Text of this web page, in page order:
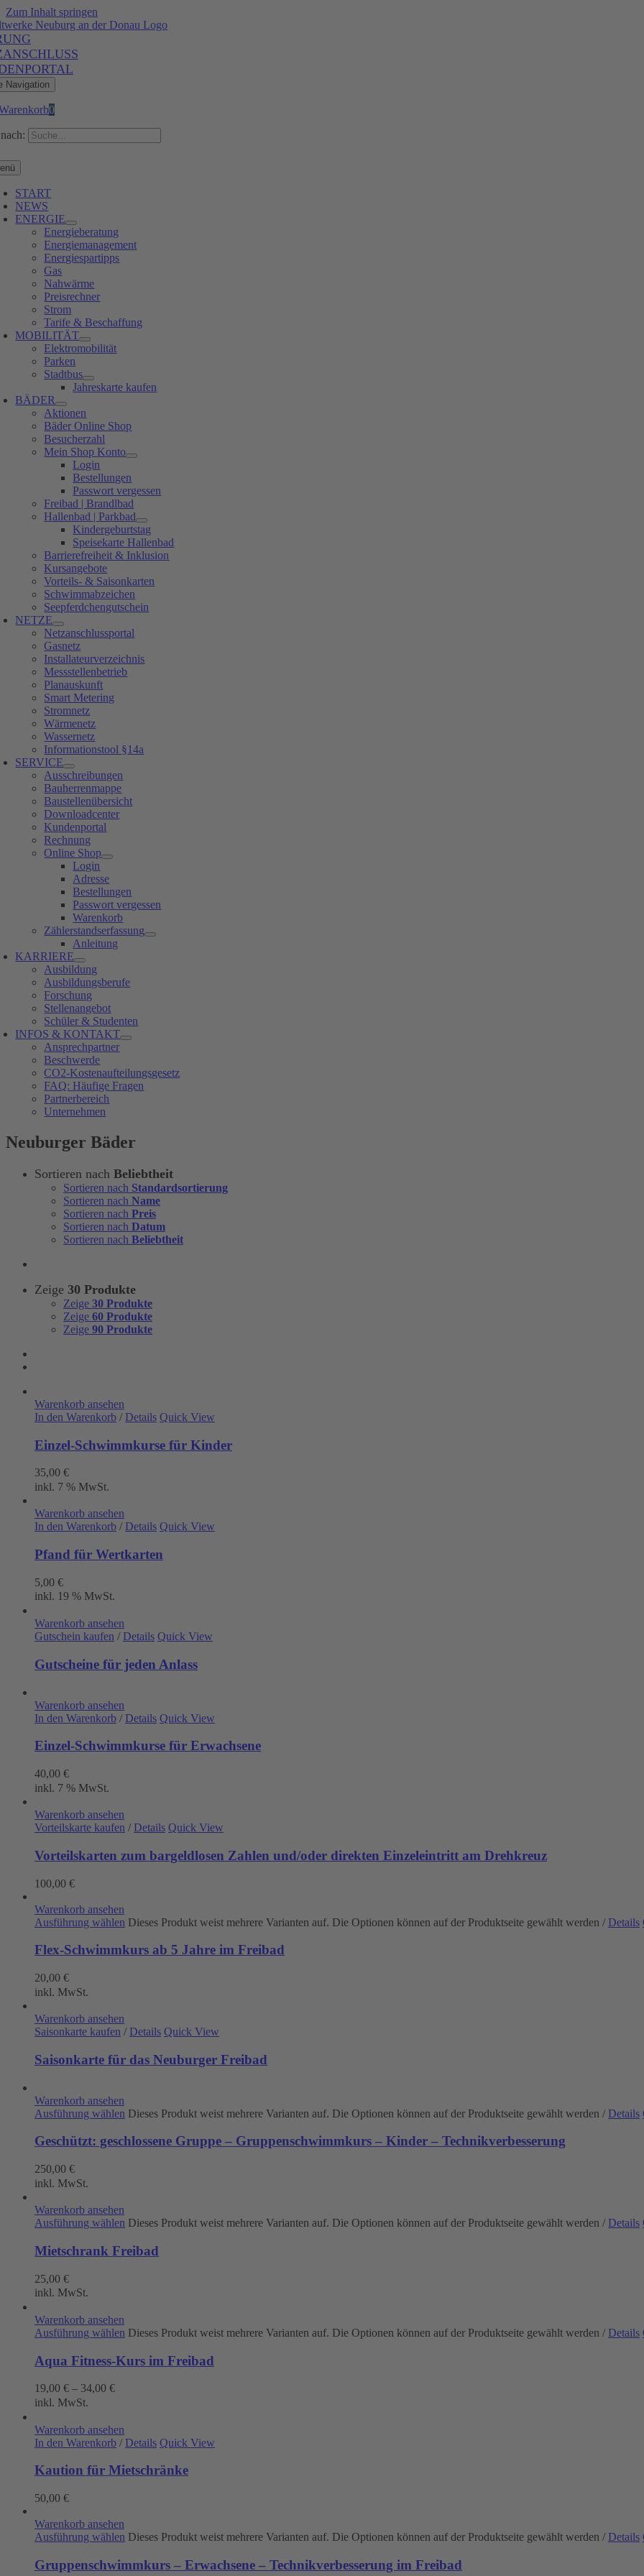
Zum Inhalt springen
Navigation
0
START
NEWS
ENERGIE
Energieberatung
Energiemanagement
Energiespartipps
Gas
Nahwärme
Preisrechner
Strom
Tarife & Beschaffung
MOBILITÄT
Elektromobilität
Parken
Stadtbus
Jahreskarte kaufen
BÄDER
Aktionen
Bäder Online Shop
Besucherzahl
Mein Shop Konto
Login
Bestellungen
Passwort vergessen
Freibad | Brandlbad
Hallenbad | Parkbad
Kindergeburtstag
Speisekarte Hallenbad
Barrierefreiheit & Inklusion
Kursangebote
Vorteils- & Saisonkarten
Schwimmabzeichen
Seepferdchengutschein
NETZE
Netzanschlussportal
Gasnetz
Installateurverzeichnis
Messstellenbetrieb
Planauskunft
Smart Metering
Stromnetz
Wärmenetz
Wassernetz
Informationstool §14a
SERVICE
Ausschreibungen
Bauherrenmappe
Baustellenübersicht
Downloadcenter
Kundenportal
Rechnung
Online Shop
Login
Adresse
Bestellungen
Passwort vergessen
Warenkorb
Zählerstandserfassung
Anleitung
KARRIERE
Ausbildung
Ausbildungsberufe
Forschung
Stellenangebot
Schüler & Studenten
INFOS & KONTAKT
Ansprechpartner
Beschwerde
CO2-Kostenaufteilungsgesetz
FAQ: Häufige Fragen
Partnerbereich
Unternehmen
Neuburger Bäder
Sortieren nach Beliebtheit
Sortieren nach Standardsortierung
Sortieren nach Name
Sortieren nach Preis
Sortieren nach Datum
Sortieren nach Beliebtheit
Zeige 30 Produkte
Zeige 30 Produkte
Zeige 60 Produkte
Zeige 90 Produkte
Warenkorb ansehen
In den Warenkorb / Details Quick View
Einzel-Schwimmkurse für Kinder
35,00 €
inkl. 7 % MwSt.
Warenkorb ansehen
In den Warenkorb / Details Quick View
Pfand für Wertkarten
5,00 €
inkl. 19 % MwSt.
Warenkorb ansehen
Gutschein kaufen / Details Quick View
Gutscheine für jeden Anlass
Warenkorb ansehen
In den Warenkorb / Details Quick View
Einzel-Schwimmkurse für Erwachsene
40,00 €
inkl. 7 % MwSt.
Warenkorb ansehen
Vorteilskarte kaufen / Details Quick View
Vorteilskarten zum bargeldlosen Zahlen und/oder direkten Einzeleintritt am Drehkreuz
100,00 €
Warenkorb ansehen
Ausführung wählen Dieses Produkt weist mehrere Varianten auf. Die Optionen können auf der Produktseite gewählt werden / Details
Flex-Schwimmkurs ab 5 Jahre im Freibad
20,00 €
inkl. MwSt.
Warenkorb ansehen
Saisonkarte kaufen / Details Quick View
Saisonkarte für das Neuburger Freibad
Warenkorb ansehen
Ausführung wählen Dieses Produkt weist mehrere Varianten auf. Die Optionen können auf der Produktseite gewählt werden / Details
Geschützt: geschlossene Gruppe – Gruppenschwimmkurs – Kinder – Technikverbesserung
250,00 €
inkl. MwSt.
Warenkorb ansehen
Ausführung wählen Dieses Produkt weist mehrere Varianten auf. Die Optionen können auf der Produktseite gewählt werden / Details
Mietschrank Freibad
25,00 €
inkl. MwSt.
Warenkorb ansehen
Ausführung wählen Dieses Produkt weist mehrere Varianten auf. Die Optionen können auf der Produktseite gewählt werden / Details
Aqua Fitness-Kurs im Freibad
19,00 € – 34,00 €
inkl. MwSt.
Warenkorb ansehen
In den Warenkorb / Details Quick View
Kaution für Mietschränke
50,00 €
Warenkorb ansehen
Ausführung wählen Dieses Produkt weist mehrere Varianten auf. Die Optionen können auf der Produktseite gewählt werden / Details
Gruppenschwimmkurs – Erwachsene – Technikverbesserung im Freibad